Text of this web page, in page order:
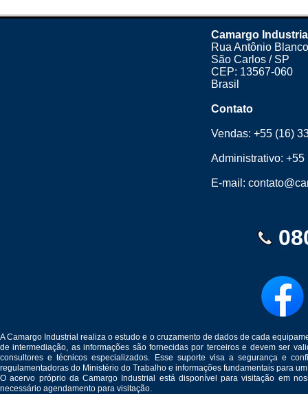
Camargo
Rua Antônio
São Carlos / SP
CEP: 13567-060
Brasil
Contato
Vendas:+55 (16)
Administrativo:+55
E-mail:
A Camargo Industrial realiza o estudo e o cruzamento de dados de cada
de intermediação, as informações são fornecidas por terceiros e devem ser
consultores e técnicos especializados. Esse suporte visa a segurança e
regulamentadoras do Ministério do Trabalho e informações fundamentais para
O acervo próprio da Camargo Industrial está disponível para visitação em
necessário agendamento para visitação.